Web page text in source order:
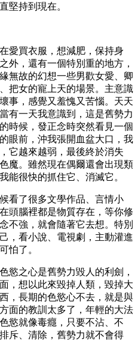
堅持到現在。
愛買衣服，想減肥，保持身
外，還有一個特別重的地方，
無故的幻想一些男歡女愛、卿
把女的寵上天的場景。主意識
事，感覺又羞愧又苦惱。天天
有一天我意識到，這是舊勢力
時候，發正念時突然看見一個
眼前，沖我張開血盆大口，我
它越來越弱，最後終於消失
魔。雖然現在偶爾還會出現類
能很快的抓住它、消滅它。
看了很多文學作品、言情小
頭腦裡都是物質存在，等你修
不強，就會隨著它去想。特別
，看小說、電視劇，主動灌進
怕了。
慾之心是舊勢力毀人的利劍，
，想以此來毀掉人類，毀掉大
，長期的色慾心不去，就是與
面的教訓太多了，年輕的大法
慾就像毒癮，只要不沾、不
斥、清除，舊勢力就不會得